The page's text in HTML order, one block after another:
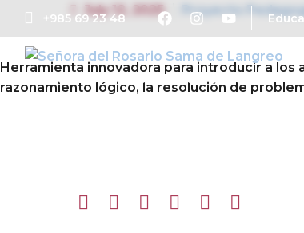
+985 69 23 48
Admisiones Documentos de centro
July 12, 2025 Proyecto
Herramienta innovadora para introducir a los
razonamiento lógico, la resolución de